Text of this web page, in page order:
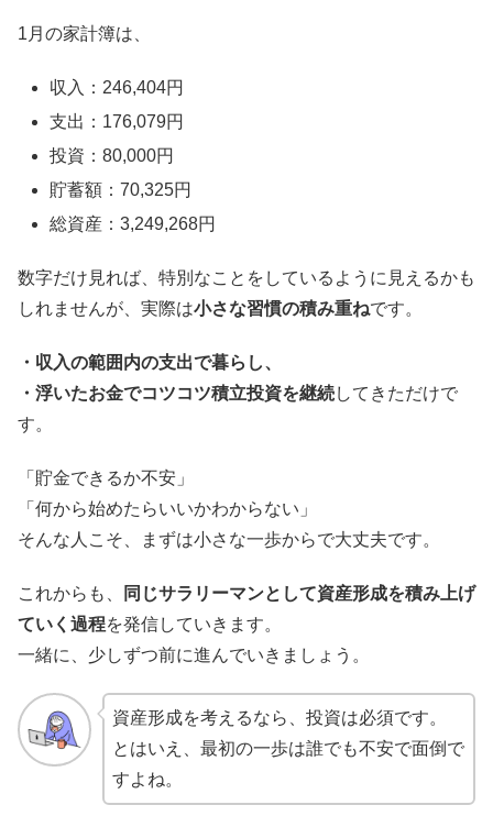
1月の家計簿は、
収入：246,404円
支出：176,079円
投資：80,000円
貯蓄額：70,325円
総資産：3,249,268円
数字だけ見れば、特別なことをしているように見えるかも
しれませんが、実際は小さな習慣の積み重ねです。
・収入の範囲内の支出で暮らし、
・浮いたお金でコツコツ積立投資を継続してきただけで
す。
「貯金できるか不安」
「何から始めたらいいかわからない」
そんな人こそ、まずは小さな一歩からで大丈夫です。
これからも、
同じサラリーマンとして資産形成を積み上げ
ていく過程を発信していきます。
一緒に、少しずつ前に進んでいきましょう。
資産形成を考えるなら、投資は必須です。
とはいえ、最初の一歩は誰でも不安で面倒で
すよね。